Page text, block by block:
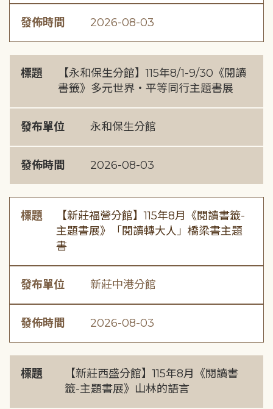
發佈時間 2026-08-03
標題
【永和保生分館】115年8/1-9/30《閱讀
書籤》多元世界・平等同行主題書展
發布單位 永和保生分館
發佈時間 2026-08-03
標題
【新莊福營分館】115年8月《閱讀書籤-
主題書展》「閱讀轉大人」橋梁書主題
書
發布單位 新莊中港分館
發佈時間 2026-08-03
標題
【新莊西盛分館】115年8月《閱讀書
籤-主題書展》山林的語言